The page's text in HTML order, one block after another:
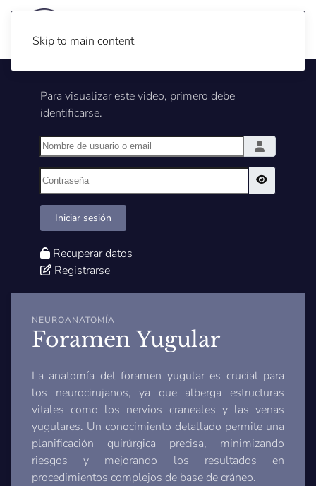
Skip to main content
Para visualizar este video, primero debe
identificarse.
Nombre de usuario o email
Contraseña
Iniciar sesión
Recuperar datos
Registrarse
NEUROANATOMÍA
Foramen Yugular
La anatomía del foramen yugular es crucial para
los neurocirujanos, ya que alberga estructuras
vitales como los nervios craneales y las venas
yugulares. Un conocimiento detallado permite una
planificación quirúrgica precisa, minimizando
riesgos y mejorando los resultados en
procedimientos complejos de base de cráneo.